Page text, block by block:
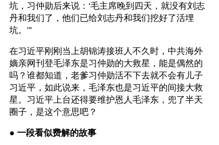
坑，习仲勋后来说：‘毛主席晚到四天，就没有刘志
丹和我们了，他们已给刘志丹和我们挖好了活埋
坑。’”
在习近平刚刚当上胡锦涛接班人不久时，中共海外
嫡亲网刊登毛泽东是习仲勋的大救星，能是偶然的
吗？谁都知道，老爹习仲勋活不下去就不会有儿子
习近平，如此说来，毛泽东也是习近平的间接大救
星。习近平上台还得要维护恩人毛泽东，兜了半天
圈子，是这个意思吧？
● 一段看似费解的故事